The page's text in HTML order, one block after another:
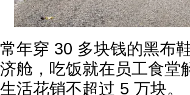
常年穿 30 多块钱的黑布
济舱，吃饭就在员工食堂
生活花销不超过 5 万块。